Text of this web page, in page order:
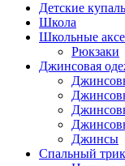
Детские
Школа
Школьные
Рюкзаки
Джинсовая
Джинсы
Спальный